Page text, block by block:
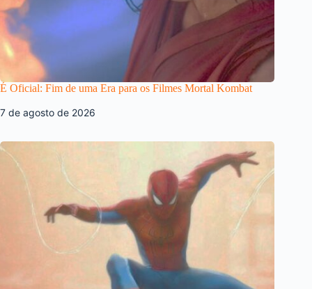
É Oficial: Fim de uma Era para os Filmes Mortal Kombat
7 de agosto de 2026